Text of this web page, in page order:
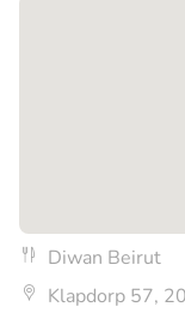
Diwan Beirut
Klapdorp 57,